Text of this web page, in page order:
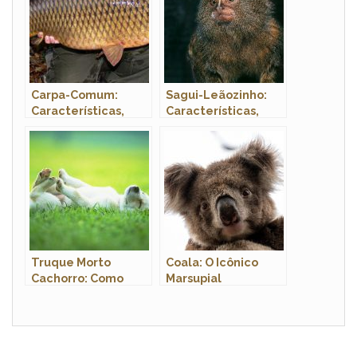
Carpa-Comum:
Características,
Habitat e Fotos
Sagui-Leãozinho:
Características,
Habitat e Fotos
Truque Morto
Cachorro: Como
Coala: O Icônico
Marsupial